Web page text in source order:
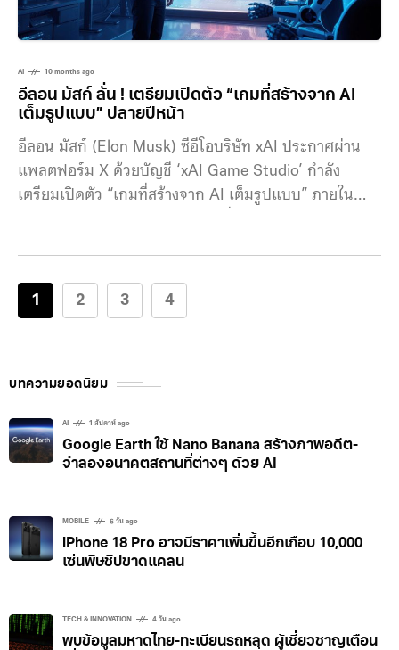
AI 10 months ago
อีลอน มัสก์ ลั่น ! เตรียมเปิดตัว “เกมที่สร้างจาก AI
เต็มรูปแบบ” ปลายปีหน้า
อีลอน มัสก์ (Elon Musk) ซีอีโอบริษัท xAI ประกาศผ่าน
แพลตฟอร์ม X ด้วยบัญชี ‘xAI Game Studio’ กำลัง
เตรียมเปิดตัว “เกมที่สร้างจาก AI เต็มรูปแบบ” ภายใน
ครอบครองโดยบริษัทขนาดใหญ่มากจนเกินไป แม้ Grok
ของ xAI จะถูกยอมรับในฐานะ
1 2 3 4
บทความยอดนิยม
AI 1 สัปดาห์ ago
Google Earth ใช้ Nano Banana สร้างภาพอดีต-
จำลองอนาคตสถานที่ต่างๆ ด้วย AI
MOBILE 6 วัน ago
iPhone 18 Pro อาจมีราคาเพิ่มขึ้นอีกเกือบ 10,000
เซ่นพิษชิปขาดแคลน
TECH & INNOVATION 4 วัน ago
พบข้อมูลมหาดไทย-ทะเบียนรถหลุด ผู้เชี่ยวชาญเตือน